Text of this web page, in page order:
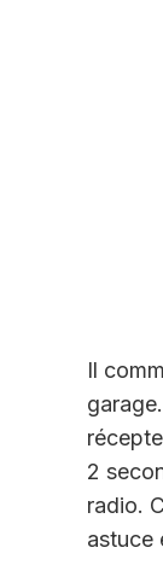
Il
2
radio.
astuce